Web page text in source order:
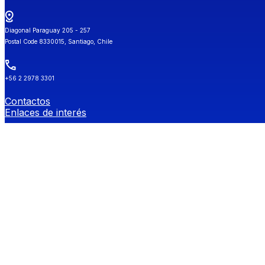
Diagonal Paraguay 205 - 257
Postal Code 8330015, Santiago, Chile
+56 2 2978 3301
Contactos
Enlaces de interés